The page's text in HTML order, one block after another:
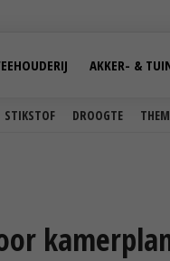
STIKSTOF DROOGTE
AKKER- &